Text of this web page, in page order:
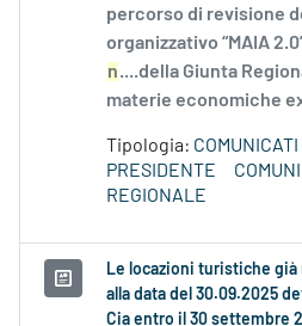
percorso di revisione
organizzativo “MAIA
n....della Giunta
materie economiche
Tipologia:
PRESIDENTE
REGIONALE
Le locazioni turistiche già
alla data del 30.09.2025
Cia entro il 30 settembre